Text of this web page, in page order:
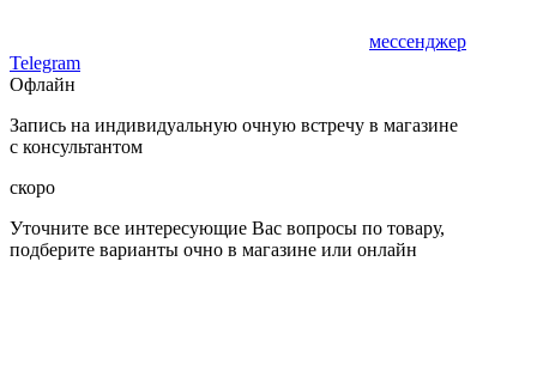
мессенджер
Telegram
Офлайн
Запись на индивидуальную очную встречу в магазине
с консультантом
скоро
Уточните все интересующие Вас вопросы по товару,
подберите варианты очно в магазине или онлайн